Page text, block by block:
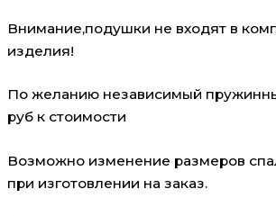
Внимание,подушки не входят в
изделия!
По желанию независимый
руб к стоимости
Возможно изменение размеров
при изготовлении на заказ.